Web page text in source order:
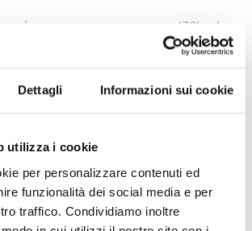
Dettagli Informazioni sui cookie
utilizza i cookie
per personalizzare contenuti ed
funzionalità dei social media e per
traffico. Condividiamo inoltre
/
432kcal
23,4g
/ Glucides
/ of which
21,0 g